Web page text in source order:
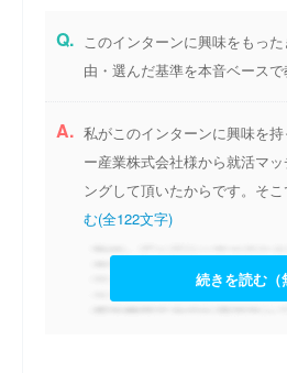
Q. このインターンに興味をもっ
由・選んだ基準を本音ベースで
A. 私がこのインターンに興味を
ー産業株式会社様から就活マ
ングして頂いたからです。そ
む(全122文字)
続きを読む（